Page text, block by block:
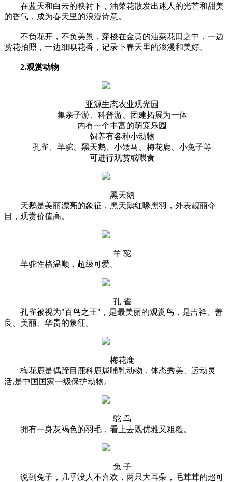
在蓝天和白云的映衬下，油菜花散发出迷人的光芒和甜美
的香气，成为春天里的浪漫诗意。
不负花开，不负美景，穿梭在金黄的油菜花田之中，一边
赏花拍照，一边细嗅花香，记录下春天里的浪漫和美好。
2.观赏动物
亚源生态农业观光园
集亲子游、科普游、团建拓展为一体
内有一个丰富的萌宠乐园
饲养有各种小动物
孔雀、羊驼、黑天鹅、小矮马、梅花鹿、小兔子等
可进行观赏或喂食
黑天鹅
天鹅是美丽漂亮的象征，黑天鹅红喙黑羽，外表靓丽夺
目，观赏价值高。
羊 驼
羊驼性格温顺，超级可爱。
孔 雀
孔雀被视为"百鸟之王"，是最美丽的观赏鸟，是吉祥、善
良、美丽、华贵的象征。
梅花鹿
梅花鹿是偶蹄目鹿科鹿属哺乳动物，体态秀美、运动灵
活,是中国国家一级保护动物。
鸵 鸟
拥有一身灰褐色的羽毛，看上去既优雅又粗糙。
兔 子
说到兔子，几乎没人不喜欢，两只大耳朵，毛茸茸的超可